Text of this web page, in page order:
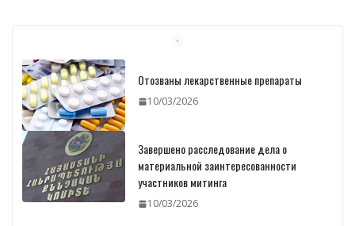
Отозваны лекарственные препараты
10/03/2026
Завершено расследование дела о
материальной заинтересованности
участников митинга
10/03/2026